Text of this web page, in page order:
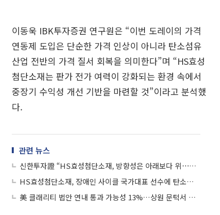
이동욱 IBK투자증권 연구원은 “이번 도레이의 가격
연동제 도입은 단순한 가격 인상이 아니라 탄소섬유
산업 전반의 가격 질서 회복을 의미한다”며 “HS효성
첨단소재는 판가 전가 여력이 강화되는 환경 속에서
중장기 수익성 개선 기반을 마련할 것”이라고 분석했
다.
관련 뉴스
신한투자證 “HS효성첨단소재, 방향성은 아래보다 위⋯목표주가↑”
HS효성첨단소재, 장애인 사이클 국가대표 선수에 탄소섬유 의족 지원
美 클래리티 법안 연내 통과 가능성 13%…상원 문턱서 제동